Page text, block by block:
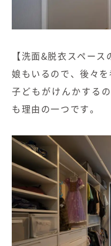
【洗面&脱衣スペース
娘もいるので、後々を
子どもがけんかする
も理由の一つです。